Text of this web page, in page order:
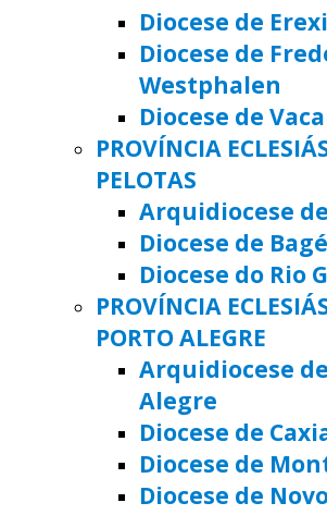
Diocese de
Diocese de
Westphalen
Diocese de
PROVÍNCIA
PELOTAS
Arquidiocese
Diocese de Bagé
Diocese do Rio
PROVÍNCIA
PORTO ALEGRE
Arquidiocese
Alegre
Diocese de
Diocese de
Diocese de